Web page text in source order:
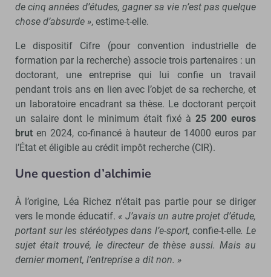
de cinq années d’études, gagner sa vie n’est pas quelque
chose d’absurde », estime-t-elle.
Le dispositif Cifre (pour convention industrielle de
formation par la recherche) associe trois partenaires : un
doctorant, une entreprise qui lui confie un travail
pendant trois ans en lien avec l’objet de sa recherche, et
un laboratoire encadrant sa thèse. Le doctorant perçoit
un salaire dont le minimum était fixé à 25 200 euros
brut en 2024, co-financé à hauteur de 14000 euros par
l’État et éligible au crédit impôt recherche (CIR).
Une question d’alchimie
À l’origine, Léa Richez n’était pas partie pour se diriger
vers le monde éducatif. « J’avais un autre projet d’étude,
portant sur les stéréotypes dans l’e-sport,confie-t-elle. Le
sujet était trouvé, le directeur de thèse aussi. Mais au
dernier moment, l’entreprise a dit non. »